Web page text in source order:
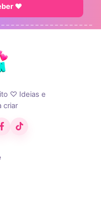
♥
♡ Ideias e
criar
TikTok